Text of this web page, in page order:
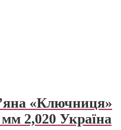
«Ключниця»
2,020 Україна